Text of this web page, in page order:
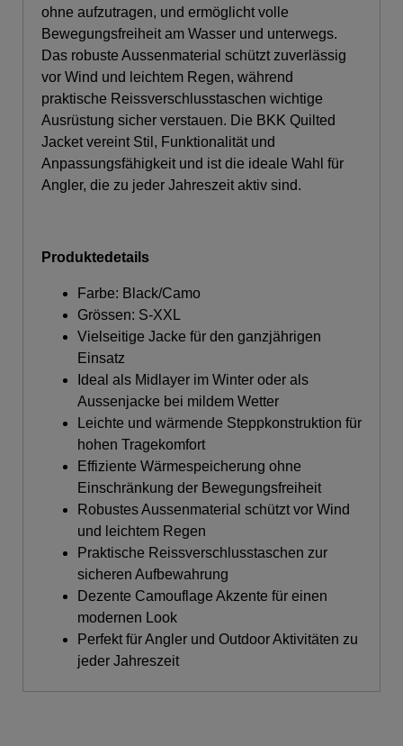
ohne aufzutragen, und ermöglicht volle
Bewegungsfreiheit am Wasser und unterwegs.
Das robuste Aussenmaterial schützt zuverlässig
vor Wind und leichtem Regen, während
praktische Reissverschlusstaschen wichtige
Ausrüstung sicher verstauen. Die BKK Quilted
Jacket vereint Stil, Funktionalität und
Anpassungsfähigkeit und ist die ideale Wahl für
Angler, die zu jeder Jahreszeit aktiv sind.
Produktedetails
Farbe: Black/Camo
Grössen: S-XXL
Vielseitige Jacke für den ganzjährigen
Einsatz
Ideal als Midlayer im Winter oder als
Aussenjacke bei mildem Wetter
Leichte und wärmende Steppkonstruktion für
hohen Tragekomfort
Effiziente Wärmespeicherung ohne
Einschränkung der Bewegungsfreiheit
Robustes Aussenmaterial schützt vor Wind
und leichtem Regen
Praktische Reissverschlusstaschen zur
sicheren Aufbewahrung
Dezente Camouflage Akzente für einen
modernen Look
Perfekt für Angler und Outdoor Aktivitäten zu
jeder Jahreszeit